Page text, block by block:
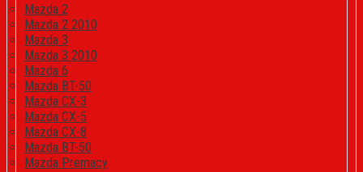
Mazda 2
Mazda 2 2010
Mazda 3
Mazda 3 2010
Mazda 6
Mazda BT-50
Mazda CX-3
Mazda CX-5
Mazda CX-8
Mazda BT-50
Mazda Premacy